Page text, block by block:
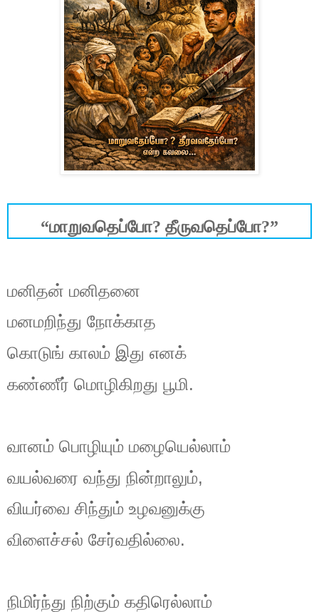
“மாறுவதெப்போ? தீருவதெப்போ?”
மனிதன் மனிதனை
மனமறிந்து நோக்காத
கொடுங் காலம் இது எனக்
கண்ணீர் மொழிகிறது பூமி.
வானம் பொழியும் மழையெல்லாம்
வயல்வரை வந்து நின்றாலும்,
வியர்வை சிந்தும் உழவனுக்கு
விளைச்சல் சேர்வதில்லை.
நிமிர்ந்து நிற்கும் கதிரெல்லாம்